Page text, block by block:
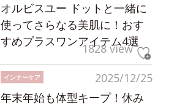
オルビスユー ドットと一緒に
使ってさらなる美肌に！おす
すめプラスワンアイテム4選
1828 view
2025/12/25
インナーケア
年末年始も体型キープ！休み